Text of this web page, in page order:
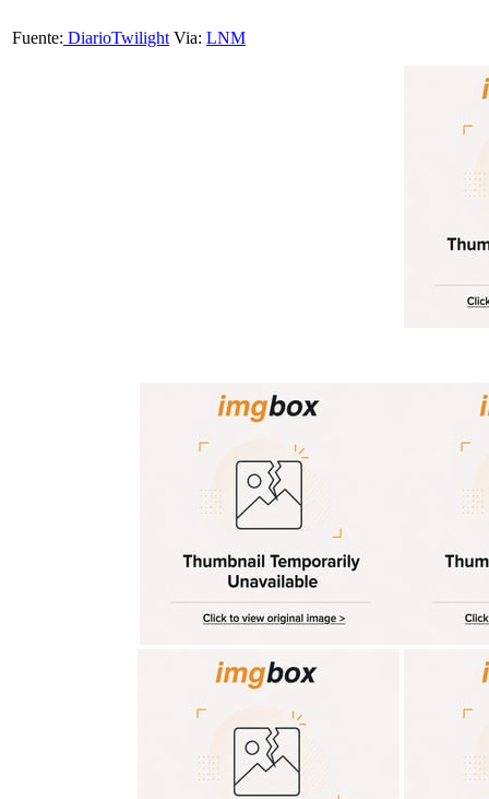
Fuente: DiarioTwilight Via: LNM